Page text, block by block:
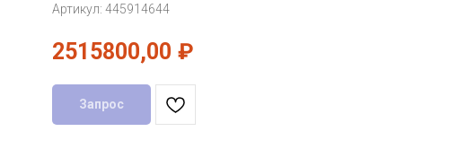
Артикул: 445914644
2515800,00 ₽
Запрос